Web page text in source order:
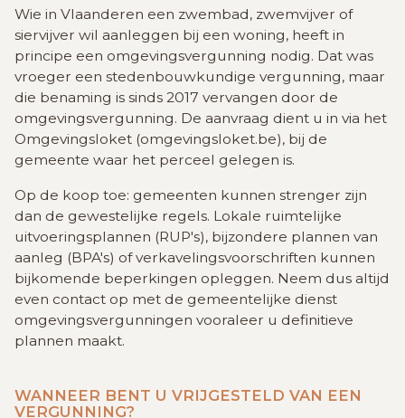
Wie in Vlaanderen een zwembad, zwemvijver of
siervijver wil aanleggen bij een woning, heeft in
principe een omgevingsvergunning nodig. Dat was
vroeger een stedenbouwkundige vergunning, maar
die benaming is sinds 2017 vervangen door de
omgevingsvergunning. De aanvraag dient u in via het
Omgevingsloket (omgevingsloket.be), bij de
gemeente waar het perceel gelegen is.
Op de koop toe: gemeenten kunnen strenger zijn
dan de gewestelijke regels. Lokale ruimtelijke
uitvoeringsplannen (RUP's), bijzondere plannen van
aanleg (BPA's) of verkavelingsvoorschriften kunnen
bijkomende beperkingen opleggen. Neem dus altijd
even contact op met de gemeentelijke dienst
omgevingsvergunningen vooraleer u definitieve
plannen maakt.
WANNEER BENT U VRIJGESTELD VAN EEN
VERGUNNING?